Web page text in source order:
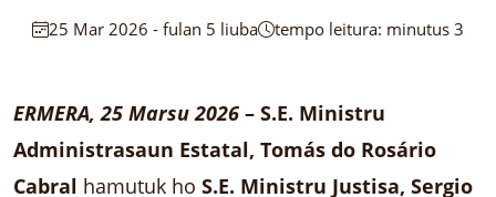
25 Mar 2026 - fulan 5 liuba tempo leitura: minutus 3
ERMERA, 25 Marsu 2026 – S.E. Ministru
Administrasaun Estatal, Tomás do Rosário
Cabral hamutuk ho S.E. Ministru Justisa, Sergio